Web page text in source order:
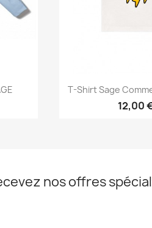
Aperçu
T-Shirt Sage
12,00
nos offres